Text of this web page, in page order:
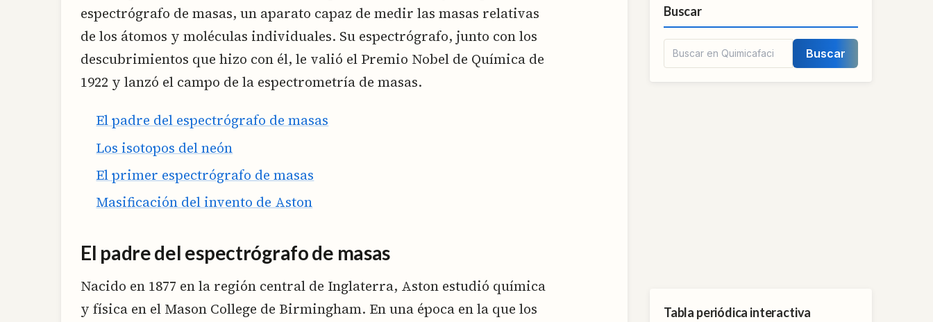
espectrógrafo de masas, un aparato capaz de medir las masas relativas
de los átomos y moléculas individuales. Su espectrógrafo, junto con los
descubrimientos que hizo con él, le valió el Premio Nobel de Química de
1922 y lanzó el campo de la espectrometría de masas.
El padre del espectrógrafo de masas
Los isotopos del neón
El primer espectrógrafo de masas
Masificación del invento de Aston
El padre del espectrógrafo de masas
Nacido en 1877 en la región central de Inglaterra, Aston estudió química
y física en el Mason College de Birmingham. En una época en la que los
Buscar
Buscar
Tabla periódica interactiva